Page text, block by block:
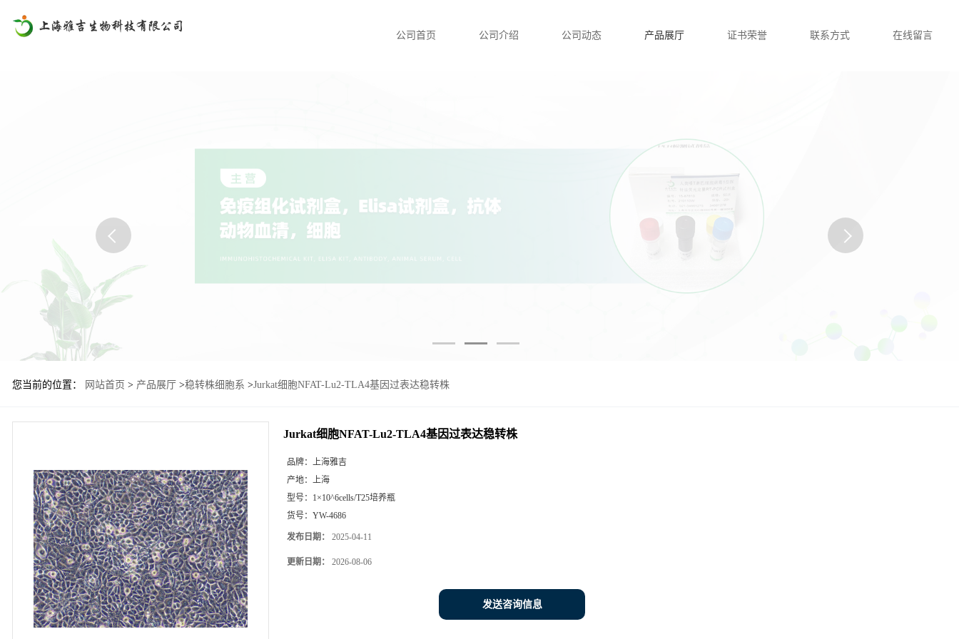
公司首页 公司介绍 公司动态 产品展厅 证书荣誉 联系方式 在线留言
您当前的位置： 网站首页 > 产品展厅 >稳转株细胞系 >Jurkat细胞NFAT-Lu2-TLA4基因过表达稳转株
Jurkat细胞NFAT-Lu2-TLA4基因过表达稳转株
品牌： 上海雅吉
产地： 上海
型号： 1×10^6cells/T25培养瓶
货号： YW-4686
发布日期： 2025-04-11
更新日期： 2026-08-06
发送咨询信息